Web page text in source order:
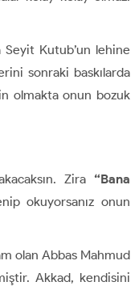
Kutub’un lehine
sonraki baskılarda
olmakta onun bozuk
Zira “Bana
okuyorsanız onun
olan Abbas Mahmud
Akkad, kendisini